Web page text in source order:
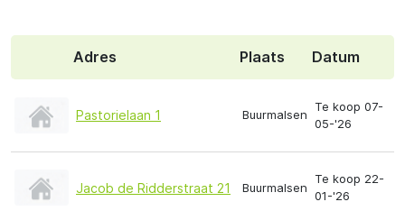
Adres Plaats Datum
Pastorielaan 1 Buurmalsen
Te koop 07-
05-'26
Jacob de Ridderstraat 21 Buurmalsen
Te koop 22-
01-'26